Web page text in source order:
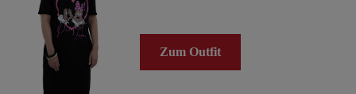
Zum Outfit